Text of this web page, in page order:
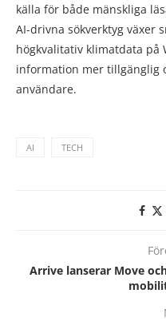
källa för både mänskliga
AI-drivna sökverktyg växer
högkvalitativ klimatdata på
information mer tillgänglig
användare.
AI TECH
Arrive lanserar Move